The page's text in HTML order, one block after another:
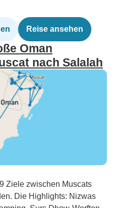
Reise ansehen
Oman
nach Salalah
Ziele zwischen Muscats
Die Highlights: Nizwas